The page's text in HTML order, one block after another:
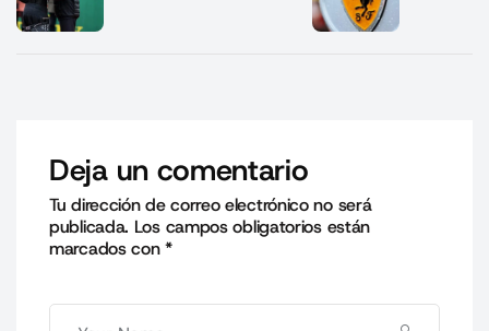
Deja un comentario
Tu dirección de correo electrónico no será
publicada. Los campos obligatorios están
marcados con*